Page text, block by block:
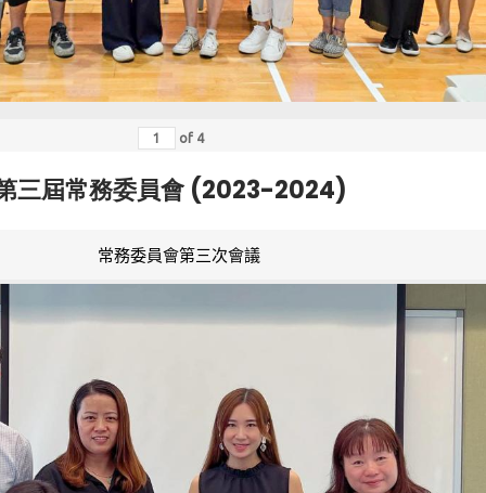
of 4
三屆常務委員會 (2023-2024)
常務委員會第三次會議